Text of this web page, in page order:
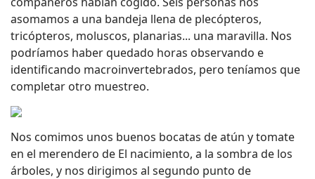
asomamos a una bandeja llena de plecópteros,
tricópteros, moluscos, planarias... una maravilla. Nos
podríamos haber quedado horas observando e
identificando macroinvertebrados, pero teníamos que
completar otro muestreo.
Nos comimos unos buenos bocatas de atún y tomate
en el merendero de El nacimiento, a la sombra de los
árboles, y nos dirigimos al segundo punto de